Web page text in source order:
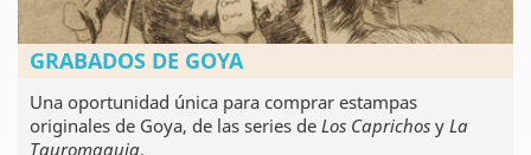
GRABADOS DE GOYA
Una oportunidad única para comprar estampas
originales de Goya, de las series de Los Caprichos y La
Tauromaquia.